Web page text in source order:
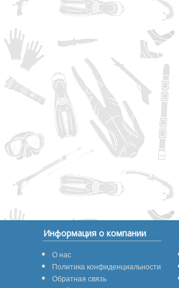
Информация о компании
О нас
Политика конфиденциальности
Обратная связь